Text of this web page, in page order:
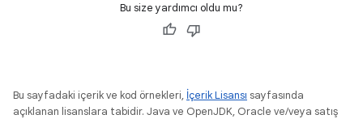
Bu size yardımcı oldu mu?
Bu sayfadaki içerik ve kod örnekleri, İçerik Lisansı sayfasında
açıklanan lisanslara tabidir. Java ve OpenJDK, Oracle ve/veya satış